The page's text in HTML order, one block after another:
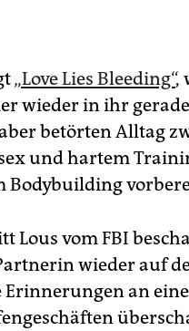
„Love Lies Bleeding“,
wieder in ihr
betörten Alltag
und hartem
Bodybuilding
Lous vom FBI
wieder auf
an